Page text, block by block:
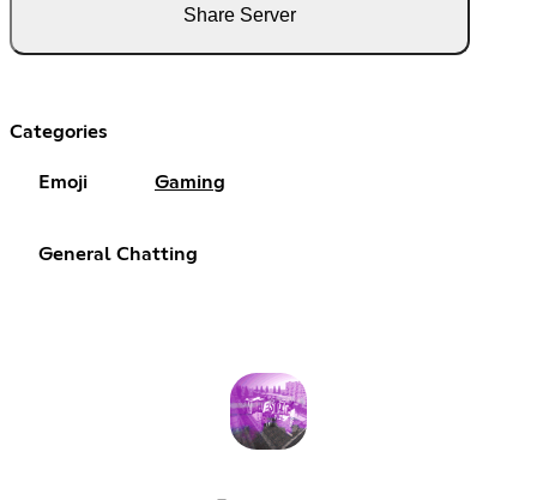
Share Server
Categories
Emoji Gaming
General Chatting